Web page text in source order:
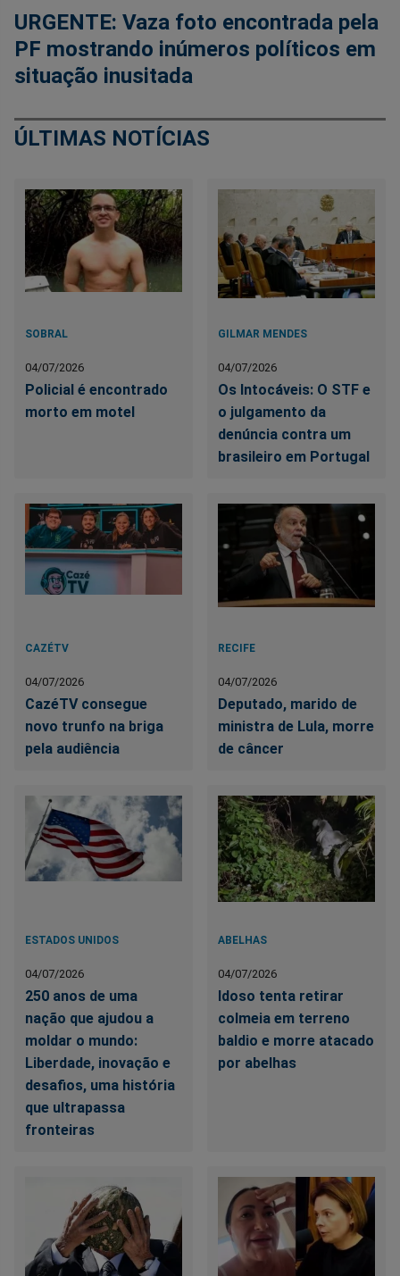
URGENTE: Vaza foto encontrada pela
PF mostrando inúmeros políticos em
situação inusitada
ÚLTIMAS NOTÍCIAS
SOBRAL
04/07/2026
Policial é encontrado
morto em motel
GILMAR MENDES
04/07/2026
Os Intocáveis: O STF e
o julgamento da
denúncia contra um
brasileiro em Portugal
CAZÉTV
04/07/2026
CazéTV consegue
novo trunfo na briga
pela audiência
RECIFE
04/07/2026
Deputado, marido de
ministra de Lula, morre
de câncer
ESTADOS UNIDOS
04/07/2026
250 anos de uma
nação que ajudou a
moldar o mundo:
Liberdade, inovação e
desafios, uma história
que ultrapassa
fronteiras
ABELHAS
04/07/2026
Idoso tenta retirar
colmeia em terreno
baldio e morre atacado
por abelhas